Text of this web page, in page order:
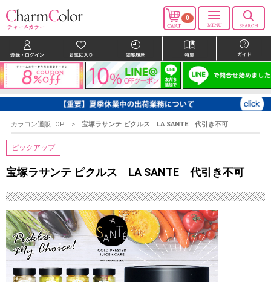
0
カラコン通販TOP 宝塚ラサンテ ピクルス LA SANTE 代引き不可
ピックアップ
宝塚ラサンテ ピクルス LA SANTE 代引き不可